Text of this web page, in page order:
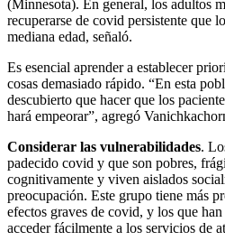
(Minnesota). En general, los adultos
recuperarse de covid persistente que
mediana edad, señaló.
Es esencial aprender a establecer
cosas demasiado rápido. “En esta
descubierto que hacer que los
hará empeorar”, agregó
Considerar las vulnerabilidades.
padecido covid y que son pobres,
cognitivamente y viven aislados
preocupación. Este grupo tiene más
efectos graves de covid, y los que
acceder fácilmente a los servicios de